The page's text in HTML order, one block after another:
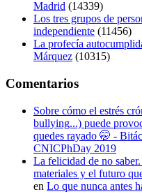
Madrid (14339)
Los tres grupos de
independiente (11456)
La profecía
Márquez (10315)
Comentarios
Sobre cómo el estrés
bullying...) puede
quedes rayado 🤭 -
CNICPhDay 2019
La felicidad de no
materiales y el futuro
en Lo que nunca antes